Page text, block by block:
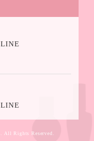
LINE
LINE
. All Rights Reserved.